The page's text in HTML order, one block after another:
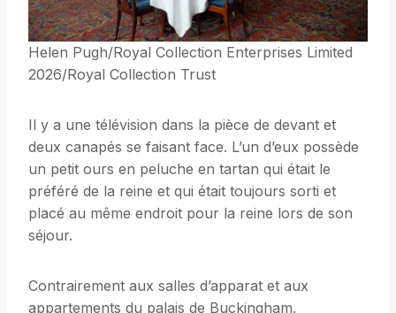
Helen Pugh/Royal Collection Enterprises Limited
2026/Royal Collection Trust
Il y a une télévision dans la pièce de devant et
deux canapés se faisant face. L’un d’eux possède
un petit ours en peluche en tartan qui était le
préféré de la reine et qui était toujours sorti et
placé au même endroit pour la reine lors de son
séjour.
Contrairement aux salles d’apparat et aux
appartements du palais de Buckingham,